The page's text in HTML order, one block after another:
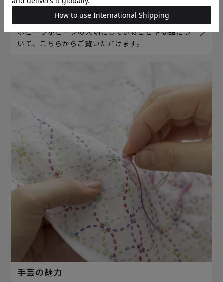
ホビーラホビーレについて
ホビーラホビーレの大切にしていることや商品につ
いて、こちらからご覧いただけます。
手芸の魅力